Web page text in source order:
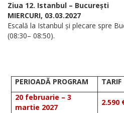
Ziua 12. Istanbul – București
MIERCURI, 03.03.2027
Escală la Istanbul și plecare spre
(08:30– 08:50).
PERIOADĂ PROGRAM
TARIF
20 februarie – 3
martie 2027
2.590